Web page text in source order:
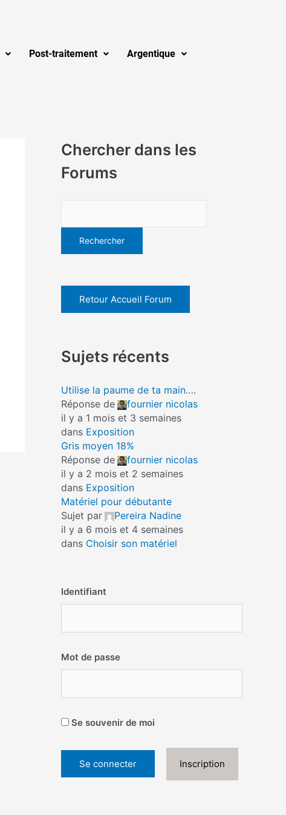
Post-traitement Argentique
Chercher dans les
Forums
Retour Accueil Forum
Sujets récents
Utilise la paume de ta main….
Réponse de
fournier nicolas
il y a 1 mois et 3 semaines
dans Exposition
Gris moyen 18%
Réponse de
fournier nicolas
il y a 2 mois et 2 semaines
dans Exposition
Matériel pour débutante
Sujet par
Pereira Nadine
il y a 6 mois et 4 semaines
dans Choisir son matériel
Identifiant
Mot de passe
Se souvenir de moi
Inscription